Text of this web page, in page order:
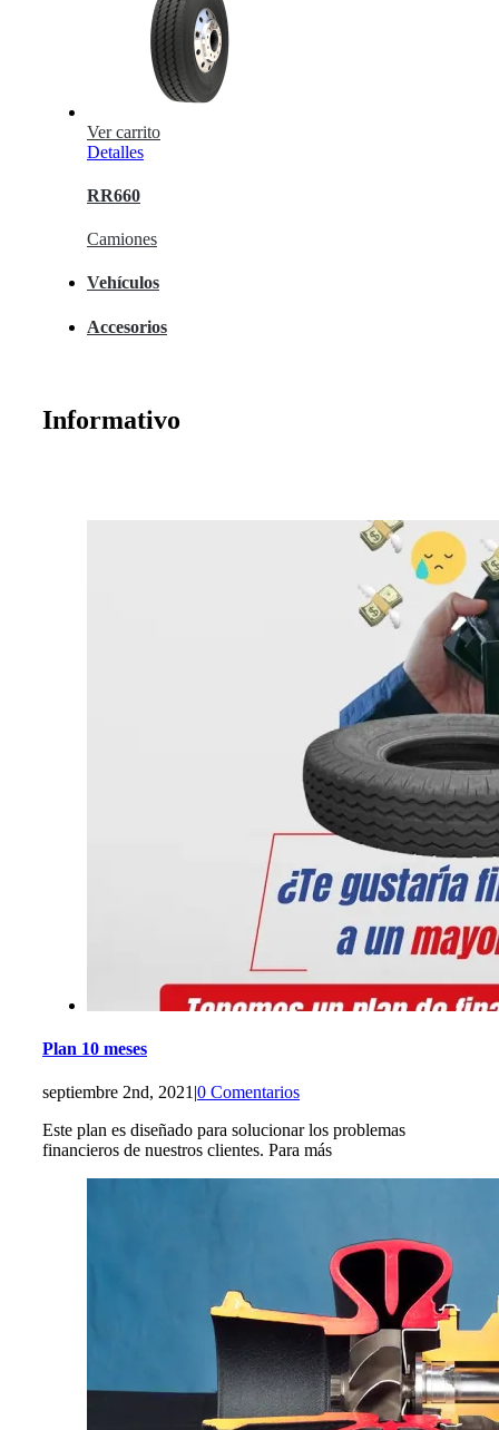
Ver carrito
Detalles
RR660
Camiones
Vehículos
Accesorios
Informativo
Plan 10 meses
septiembre 2nd, 2021 |0 Comentarios
Este plan es diseñado para solucionar los problemas
financieros de nuestros clientes. Para más